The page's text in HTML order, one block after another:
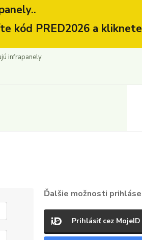
kód PRED2026 a
infrapanely
Ďalšie možnosti
Prihlásiť cez MojeID